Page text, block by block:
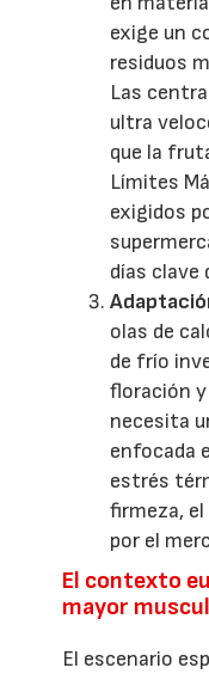
exige un
residuos
Las
ultra
que la
Límites
exigidos
días clave
olas de
de frío
floración
necesita
enfocada
estrés
firmeza,
por el
El contexto
mayor
El escenario